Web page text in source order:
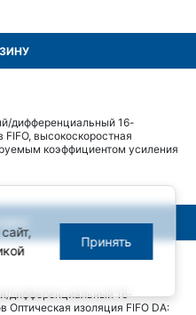
дифференциальный 16-
высокоскоростная
коэффициентом усиления
дифференциальный 16-
Оптическая изоляция FIFO DA:
Принять